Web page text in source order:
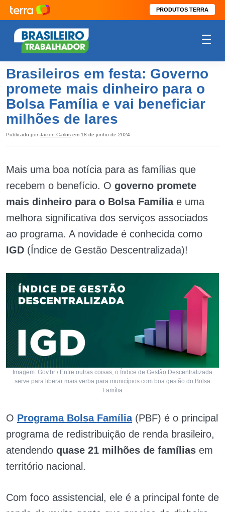
PRODUTOS TERRA
Brasileiros em festa: Governo
promete mais dinheiro para o
Bolsa Família e vai beneficiar
milhões de lares
Publicado por Jaizon Carlos em 18 de junho de 2024
Mais uma boa notícia para as famílias que
recebem o benefício. O governo promete
mais dinheiro para o Bolsa Famíliae uma
melhora significativa dos serviços associados
ao programa. A novidade é conhecida como
IGD (Índice de Gestão Descentralizada)!
Imagem: Gov.br / Entre outras coisas, o Índice de Gestão Descentralizada
serve para liberar mais verba para municípios com boa gestão do Bolsa
Família
O Programa Bolsa Família(PBF) é o principal
programa de redistribuição de renda brasileiro,
atendendo quase 21 milhões de famílias em
território nacional.
Com foco assistencial, ele é a principal fonte de